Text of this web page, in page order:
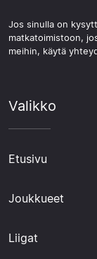
Jos sinulla on
matkatoimistoon,
meihin, käytä
Valikko
Etusivu
Joukkueet
Liigat